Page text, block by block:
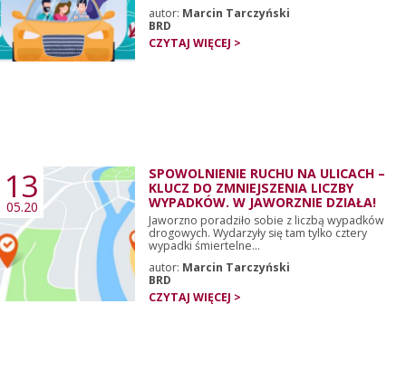
autor: Marcin Tarczyński
BRD
CZYTAJ WIĘCEJ >
13
05.20
SPOWOLNIENIE RUCHU NA ULICACH –
KLUCZ DO ZMNIEJSZENIA LICZBY
WYPADKÓW. W JAWORZNIE DZIAŁA!
Jaworzno poradziło sobie z liczbą wypadków
drogowych. Wydarzyły się tam tylko cztery
wypadki śmiertelne...
autor: Marcin Tarczyński
BRD
CZYTAJ WIĘCEJ >